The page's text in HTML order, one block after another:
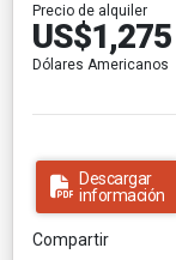
Precio de alquiler
US$1,275
Dólares Americanos
Descargar
información
Compartir